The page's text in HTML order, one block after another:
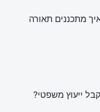
מתכננים תאורה
ייעוץ משפטי?